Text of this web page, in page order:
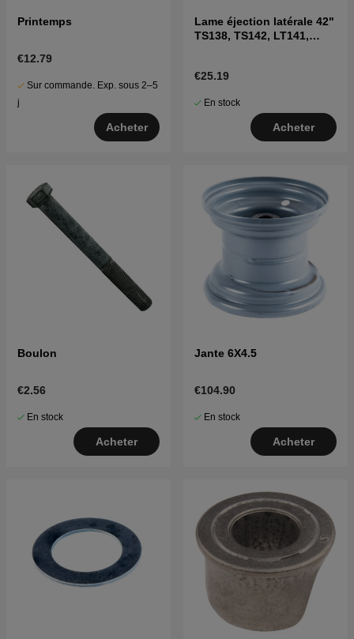
Printemps
€12.79
Sur commande. Exp. sous 2–5
j
Acheter
Lame éjection latérale 42"
TS138, TS142, LT141,
€25.19
En stock
Acheter
Boulon
€2.56
En stock
Acheter
Jante 6X4.5
€104.90
En stock
Acheter